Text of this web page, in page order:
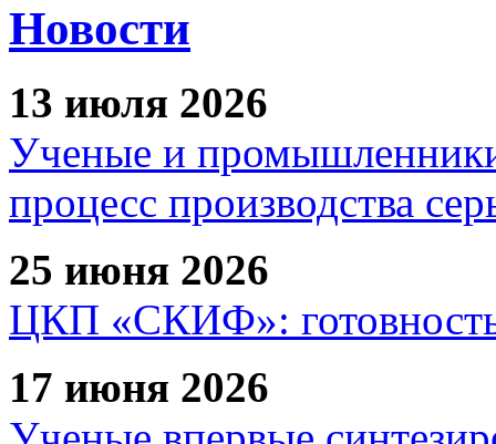
Новости
13 июля 2026
Ученые и
процесс производства
25 июня 2026
ЦКП «СКИФ»: готовность
17 июня 2026